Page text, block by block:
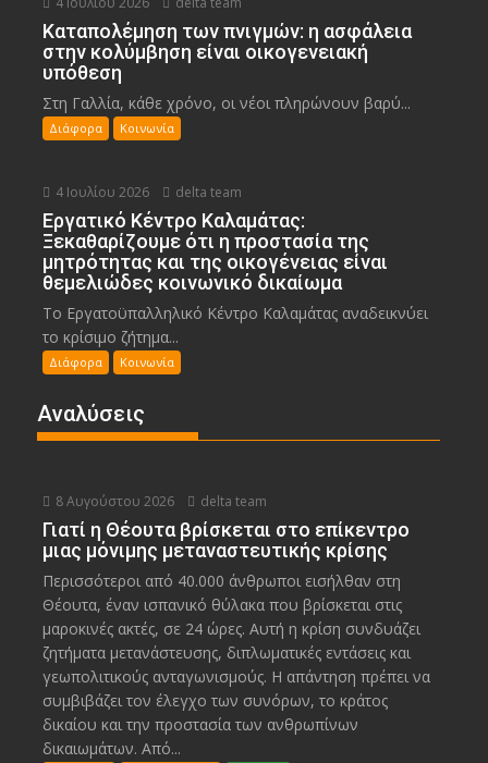
Καταπολέμηση των πνιγμών: η ασφάλεια
στην κολύμβηση είναι οικογενειακή
υπόθεση
Στη Γαλλία, κάθε χρόνο, οι νέοι πληρώνουν βαρύ...
Διάφορα Κοινωνία
4 Ιουλίου 2026 delta team
Εργατικό Κέντρο Καλαμάτας:
Ξεκαθαρίζουμε ότι η προστασία της
μητρότητας και της οικογένειας είναι
θεμελιώδες κοινωνικό δικαίωμα
Το Εργατοϋπαλληλικό Κέντρο Καλαμάτας αναδεικνύει
το κρίσιμο ζήτημα...
Διάφορα Κοινωνία
Αναλύσεις
8 Αυγούστου 2026 delta team
Γιατί η Θέουτα βρίσκεται στο επίκεντρο
μιας μόνιμης μεταναστευτικής κρίσης
Περισσότεροι από 40.000 άνθρωποι εισήλθαν στη
Θέουτα, έναν ισπανικό θύλακα που βρίσκεται στις
μαροκινές ακτές, σε 24 ώρες. Αυτή η κρίση συνδυάζει
ζητήματα μετανάστευσης, διπλωματικές εντάσεις και
γεωπολιτικούς ανταγωνισμούς. Η απάντηση πρέπει να
συμβιβάζει τον έλεγχο των συνόρων, το κράτος
δικαίου και την προστασία των ανθρωπίνων
δικαιωμάτων. Από...